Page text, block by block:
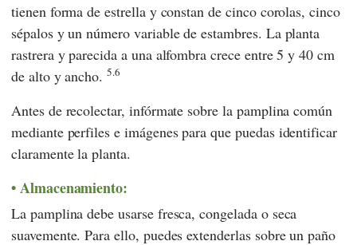
tienen forma de estrella y constan de cinco corolas, cinco
sépalos y un número variable de estambres. La planta
rastrera y parecida a una alfombra crece entre 5 y 40 cm
de alto y ancho.5.6
Antes de recolectar, infórmate sobre la pamplina común
mediante perfiles e imágenes para que puedas identificar
claramente la planta.
Almacenamiento:
La pamplina debe usarse fresca, congelada o seca
suavemente. Para ello, puedes extenderlas sobre un paño